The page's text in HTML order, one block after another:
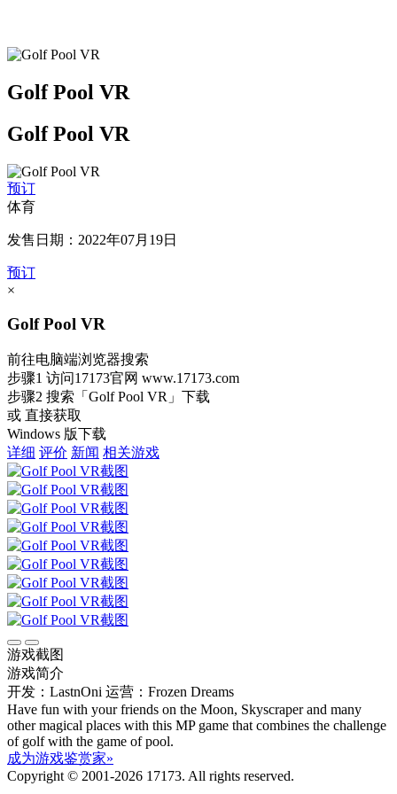
Golf Pool VR
Golf Pool VR
预订
体育
发售日期：2022年07月19日
预订
×
Golf Pool VR
前往电脑端浏览器搜索
步骤1 访问17173官网 www.17173.com
步骤2 搜索 「Golf Pool VR」 下载
或 直接获取
Windows 版下载
详细 评价 新闻 相关游戏
游戏截图
游戏简介
开发：LastnOni 运营：Frozen Dreams
Have fun with your friends on the Moon, Skyscraper and many
other magical places with this MP game that combines the challenge
of golf with the game of pool.
成为游戏鉴赏家»
Copyright © 2001-2026 17173. All rights reserved.